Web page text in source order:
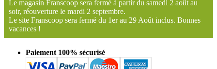
Le magasin Franscoop sera fermé à partir du samedi 2 août au
soir, réouverture le mardi 2 septembre.
Le site Franscoop sera fermé du 1er au 29 Août inclus. Bonnes
vacances !
Paiement 100% sécurisé